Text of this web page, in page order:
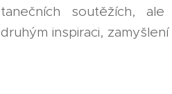
tanečních soutěžích,
druhým inspiraci,